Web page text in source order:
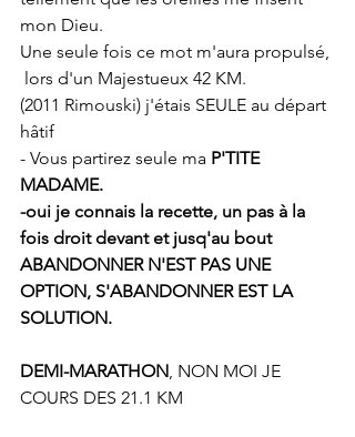
mon Dieu.
Une seule fois ce mot m'aura propulsé,
lors d'un Majestueux 42 KM.
(2011 Rimouski) j'étais SEULE au départ
hâtif
- Vous partirez seule ma P'TITE
MADAME.
-oui je connais la recette, un pas à la
fois droit devant et jusq'au bout
ABANDONNER N'EST PAS UNE
OPTION, S'ABANDONNER EST LA
SOLUTION.
DEMI-MARATHON, NON MOI JE
COURS DES 21.1 KM